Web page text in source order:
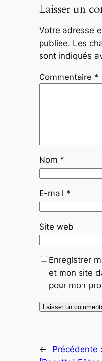
Laisser un
Votre adresse
publiée. Les
sont indiqués
Commentaire *
Nom *
E-mail *
Site web
Enregistrer
et mon site
pour mon
←
Précédente :